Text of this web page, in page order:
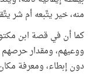
منه، خير يتَّبعه أم شر
كما أن في قصة ابن
ووعيهم، ومقدار حرصهم
دون إبطاء، ومعرفة